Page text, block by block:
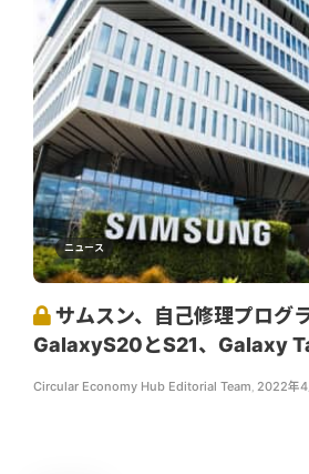
ニュース
サムスン、自己修理プログ
GalaxyS20とS21、Galaxy
Circular Economy Hub Editorial Team 2022年